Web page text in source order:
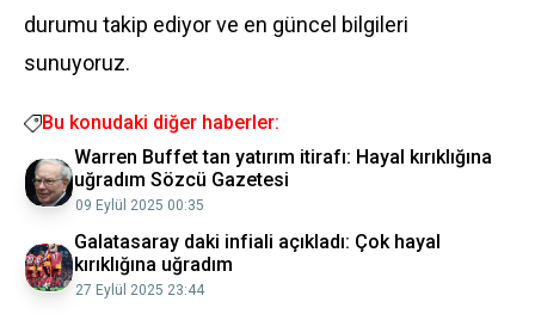
durumu takip ediyor ve en güncel bilgileri
sunuyoruz.
Bu konudaki diğer haberler:
Warren Buffet tan yatırım itirafı: Hayal kırıklığına
uğradım Sözcü Gazetesi
09 Eylül 2025 00:35
Galatasaray daki infiali açıkladı: Çok hayal
kırıklığına uğradım
27 Eylül 2025 23:44